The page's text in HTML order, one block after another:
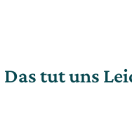
Das tut uns